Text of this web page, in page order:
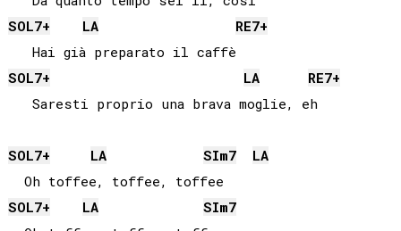
SOL7+ LA RE7+
SOL7+ LA RE7+
   Saresti proprio una brava moglie, eh
SOL7+ LA SIm7
LA
SOL7+ LA SIm7